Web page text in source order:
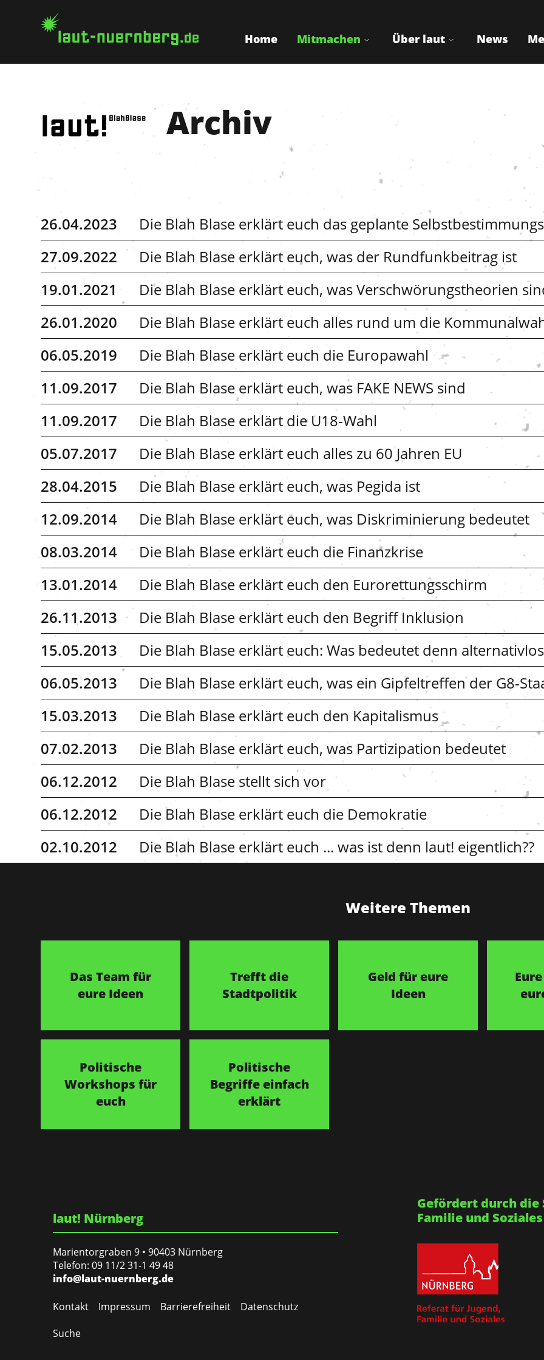
Home Mitmachen Über laut News
Archiv
26.04.2023
Die Blah Blase erklärt euch das geplante
27.09.2022
Die Blah Blase erklärt euch, was der Rundfunkbeitrag ist
19.01.2021
Die Blah Blase erklärt euch, was Verschwörungstheorien
26.01.2020
Die Blah Blase erklärt euch alles rund um die
06.05.2019
Die Blah Blase erklärt euch die Europawahl
11.09.2017
Die Blah Blase erklärt euch, was FAKE NEWS sind
11.09.2017
Die Blah Blase erklärt die U18-Wahl
05.07.2017
Die Blah Blase erklärt euch alles zu 60 Jahren EU
28.04.2015
Die Blah Blase erklärt euch, was Pegida ist
12.09.2014
Die Blah Blase erklärt euch, was Diskriminierung bedeutet
08.03.2014
Die Blah Blase erklärt euch die Finanzkrise
13.01.2014
Die Blah Blase erklärt euch den Eurorettungsschirm
26.11.2013
Die Blah Blase erklärt euch den Begriff Inklusion
15.05.2013
Die Blah Blase erklärt euch: Was bedeutet denn
06.05.2013
Die Blah Blase erklärt euch, was ein Gipfeltreffen der G8-
15.03.2013
Die Blah Blase erklärt euch den Kapitalismus
07.02.2013
Die Blah Blase erklärt euch, was Partizipation bedeutet
06.12.2012
Die Blah Blase stellt sich vor
06.12.2012
Die Blah Blase erklärt euch die Demokratie
02.10.2012
Die Blah Blase erklärt euch ... was ist denn laut! eigentlich??
Weitere Themen
Das Team für
eure Ideen
Trefft die
Stadtpolitik
Geld für eure
Ideen
Politische
Workshops für
euch
Politische
Begriffe einfach
erklärt
laut! Nürnberg
Marientorgraben 9 • 90403 Nürnberg
Telefon: 09 11/2 31-1 49 48
info@laut-nuernberg.de
Kontakt Impressum Barrierefreiheit
Datenschutz
Suche
Gefördert durch die
Familie und Soziales